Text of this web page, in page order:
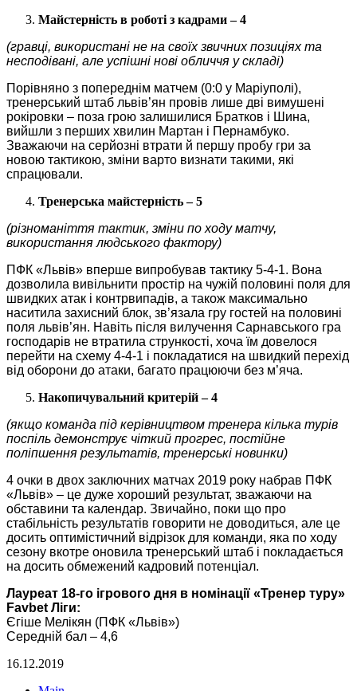
Майстерність в роботі з кадрами – 4
(гравці, використані не на своїх звичних позиціях та
несподівані, але успішні нові обличчя у складі)
Порівняно з попереднім матчем (0:0 у Маріуполі),
тренерський штаб львів’ян провів лише дві вимушені
рокіровки – поза грою залишилися Братков і Шина,
вийшли з перших хвилин Мартан і Пернамбуко.
Зважаючи на серйозні втрати й першу пробу гри за
новою тактикою, зміни варто визнати такими, які
спрацювали.
Тренерська майстерність – 5
(різноманіття тактик, зміни по ходу матчу,
використання людського фактору)
ПФК «Львів» вперше випробував тактику 5-4-1. Вона
дозволила вивільнити простір на чужій половині поля для
швидких атак і контрвипадів, а також максимально
наситила захисний блок, зв’язала гру гостей на половині
поля львів’ян. Навіть після вилучення Сарнавського гра
господарів не втратила стрункості, хоча їм довелося
перейти на схему 4-4-1 і покладатися на швидкий перехід
від оборони до атаки, багато працюючи без м’яча.
Накопичувальний критерій – 4
(якщо команда під керівництвом тренера кілька турів
поспіль демонструє чіткий прогрес, постійне
поліпшення результатів, тренерські новинки)
4 очки в двох заключних матчах 2019 року набрав ПФК
«Львів» – це дуже хороший результат, зважаючи на
обставини та календар. Звичайно, поки що про
стабільність результатів говорити не доводиться, але це
досить оптимістичний відрізок для команди, яка по ходу
сезону вкотре оновила тренерський штаб і покладається
на досить обмежений кадровий потенціал.
Лауреат 18-го ігрового дня в номінації «Тренер туру»
Favbet Ліги:
Єгіше Мелікян (ПФК «Львів»)
Середній бал – 4,6
16.12.2019